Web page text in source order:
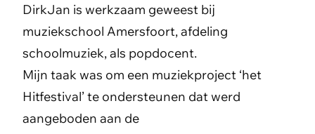
DirkJan is werkzaam geweest bij
muziekschool Amersfoort, afdeling
schoolmuziek, als popdocent.
Mijn taak was om een muziekproject ‘het
Hitfestival’ te ondersteunen dat werd
aangeboden aan de